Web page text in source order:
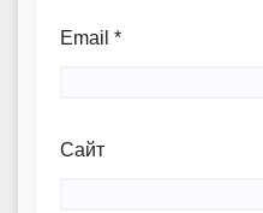
Email *
Сайт